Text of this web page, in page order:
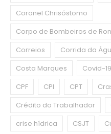
Coronel Chrisóstomo
Corpo de Bombeiros de
Correios
Corrida da
Costa Marques
Covid-19
CPF
CPI CPT
Crédito do Trabalhador
crise hídrica
CSJT